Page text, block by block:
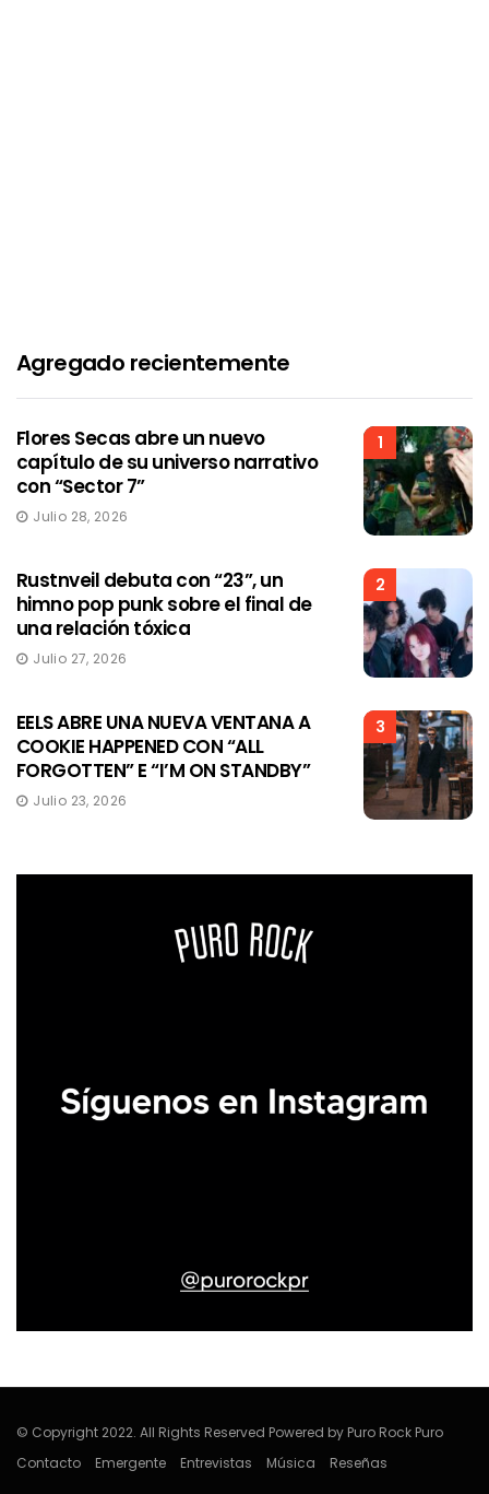
Agregado recientemente
1
Flores Secas abre un nuevo
capítulo de su universo narrativo
con “Sector 7”
Julio 28, 2026
2
Rustnveil debuta con “23”, un
himno pop punk sobre el final de
una relación tóxica
Julio 27, 2026
3
EELS ABRE UNA NUEVA VENTANA A
COOKIE HAPPENED CON “ALL
FORGOTTEN” E “I’M ON STANDBY”
Julio 23, 2026
© Copyright 2022. All Rights Reserved Powered by Puro Rock Puro
Contacto
Emergente Entrevistas Música Reseñas